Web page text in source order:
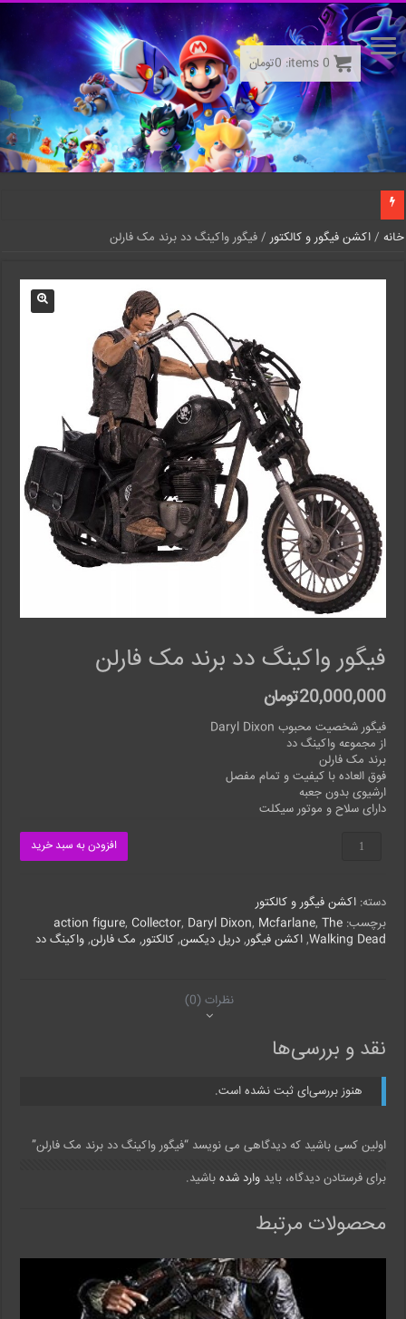
خانه /اکشن فیگور و کالکتور / فیگور واکینگ دد برند مک فارلن
فیگور واکینگ دد برند مک فارلن
20,000,000تومان
فیگور شخصیت محبوب Daryl Dixon
از مجموعه واکینگ دد
برند مک فارلن
فوق العاده با کیفیت و تمام مفصل
ارشیوی بدون جعبه
دارای سلاح و موتور سیکلت
فیگور
واکینگ
مک
فارلن
عدد
افزودن به سبد خرید
دسته:اکشن فیگور و کالکتور
برچسب:
action figure, Collector, Daryl Dixon, Mcfarlane, The
Walking Dead
,اکشن فیگور,دریل دیکسن,کالکتور, مک فارلن,واکینگ دد
نظرات (0)
نقد و بررسی‌ها
هنوز بررسی‌ای ثبت نشده است.
اولین کسی باشید که دیدگاهی می نویسد “فیگور واکینگ دد برند مک فارلن”
برای فرستادن دیدگاه، بایدوارد شده باشید.
محصولات مرتبط
0
items:
0تومان